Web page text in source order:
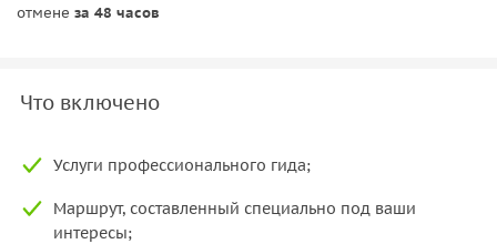
отмене за 48 часов
Что включено
Услуги профессионального гида;
Маршрут, составленный специально под ваши
интересы;